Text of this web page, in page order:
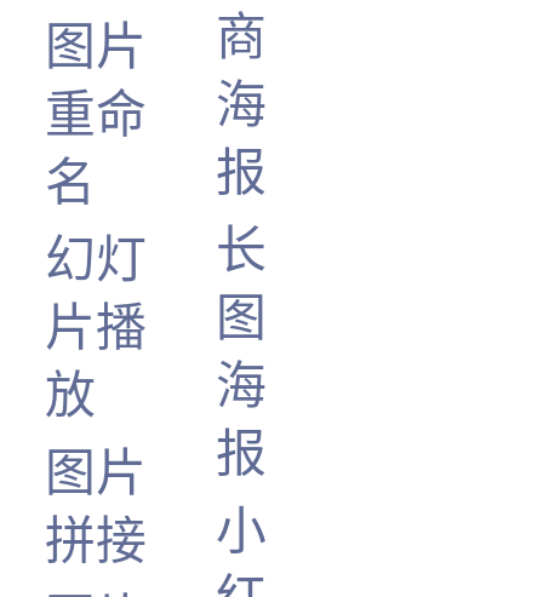
图片
重命
名
幻灯
片播
放
图片
拼接
商
海
报
长
图
海
报
小